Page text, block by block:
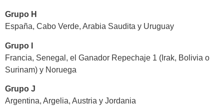
Grupo H
España, Cabo Verde, Arabia Saudita y Uruguay
Grupo I
Francia, Senegal, el Ganador Repechaje 1 (Irak, Bolivia o
Surinam) y Noruega
Grupo J
Argentina, Argelia, Austria y Jordania